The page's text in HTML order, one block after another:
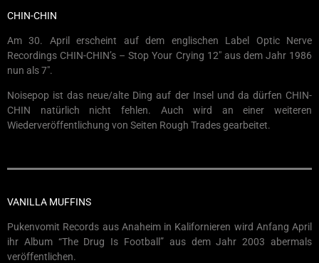
CHIN-CHIN
Am 30. April erscheint auf dem englischen Label Optic Nerve
Recordings CHIN-CHIN’s – Stop Your Crying 12″ aus dem Jahr 1986
nun als 7″.
Noisepop ist das neue/alte Ding auf der Insel und da dürfen CHIN-
CHIN natürlich nicht fehlen. Auch wird an einer weiteren
Wiederveröffentlichung von Seiten Rough Trades gearbeitet.
VANILLA MUFFINS
Pukenvomit Records aus Anaheim in Kalifornieren wird Anfang April
ihr Album “The Drug Is Football” aus dem Jahr 2003 abermals
veröffentlichen.